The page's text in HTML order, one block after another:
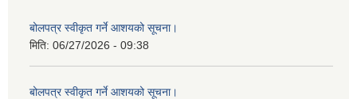
बोलपत्र स्वीकृत गर्ने आशयको सूचना।
मिति: 06/27/2026 - 09:38
बोलपत्र स्वीकृत गर्ने आशयको सूचना।